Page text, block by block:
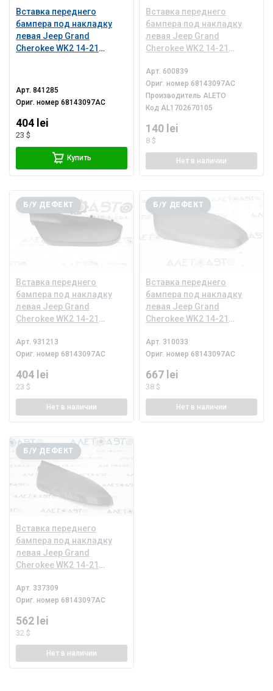
Вставка переднего
бампера под накладку
левая Jeep Grand
Cherokee WK2 14-21
Арт.841285
Ориг. номер68143097AC
404 lei
23 $
Купить
Вставка переднего
бампера под накладку
левая Jeep Grand
Cherokee WK2 14-21
Арт. 600839
Ориг. номер 68143097AC
Производитель ALETO
Код AL1702670105
140 lei
8 $
Нет в наличии
Вставка переднего
бампера под накладку
левая Jeep Grand
Cherokee WK2 14-21
Б/У ДЕФЕКТ
Арт. 931213
Ориг. номер 68143097AC
404 lei
23 $
Нет в наличии
Вставка переднего
бампера под накладку
левая Jeep Grand
Cherokee WK2 14-21
Б/У ДЕФЕКТ
Арт. 310033
Ориг. номер 68143097AC
667 lei
38 $
Нет в наличии
Вставка переднего
бампера под накладку
левая Jeep Grand
Cherokee WK2 14-21
Б/У ДЕФЕКТ
Арт. 337309
Ориг. номер 68143097AC
562 lei
32 $
Нет в наличии